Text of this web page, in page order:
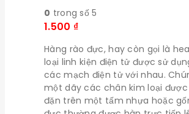
0 trong số 5
1.500 ₫
Hàng rào đực, hay còn gọi là
loại linh kiện điện tử được sử
các mạch điện tử với nhau.
một dãy các chân kim loại được
đặn trên một tấm nhựa hoặc